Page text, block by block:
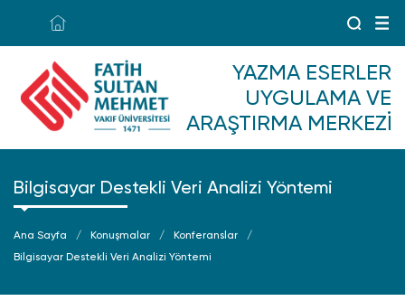
YAZMA ESERLER
UYGULAMA VE
ARAŞTIRMA MERKEZI
Bilgisayar Destekli Veri Analizi Yöntemi
Ana Sayfa Konuşmalar
Konferanslar
Bilgisayar Destekli Veri Analizi Yöntemi